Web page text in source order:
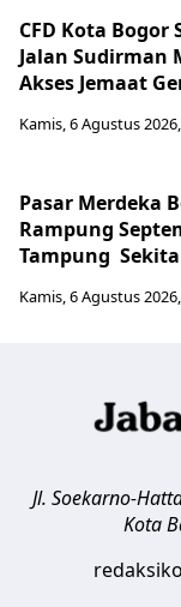
CFD Kota Bogor
Jalan Sudirman
Akses Jemaat
Kamis, 6 Agustus
Pasar Merdeka
Rampung
Tampung
Kamis, 6 Agustus
Jl. Soekarno-
Kota